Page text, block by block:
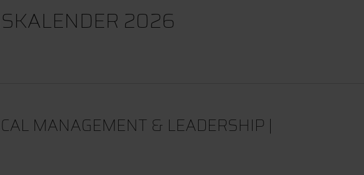
2026
MANAGEMENT & LEADERSHIP |